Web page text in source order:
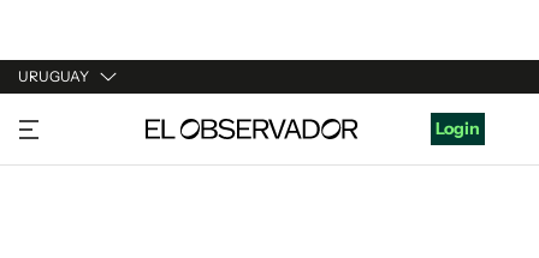
URUGUAY
URUGUAY
ARGENTINA
Login